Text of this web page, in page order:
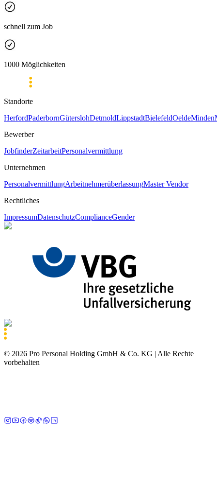
schnell zum Job
1000 Möglichkeiten
Standorte
HerfordPaderbornGüterslohDetmoldLippstadtBielefeldOeldeMinden
Bewerber
JobfinderZeitarbeitPersonalvermittlung
Unternehmen
PersonalvermittlungArbeitnehmerüberlassungMaster Vendor
Rechtliches
ImpressumDatenschutzComplianceGender
© 2026 Pro Personal Holding GmbH & Co. KG | Alle Rechte
vorbehalten